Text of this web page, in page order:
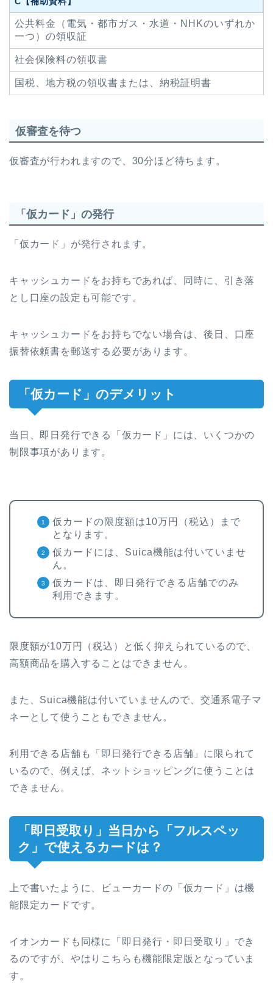
公共料金（電気・都市ガス・水道・NHKのいずれか
一つ）の領収証
社会保険料の領収書
国税、地方税の領収書または、納税証明書
仮審査を待つ
仮審査が行われますので、30分ほど待ちます。
「仮カード」の発行
「仮カード」が発行されます。
キャッシュカードをお持ちであれば、同時に、引き落
とし口座の設定も可能です。
キャッシュカードをお持ちでない場合は、後日、口座
振替依頼書を郵送する必要があります。
「仮カード」のデメリット
当日、即日発行できる「仮カード」には、いくつかの
制限事項があります。
仮カードの限度額は10万円（税込）まで
となります。
仮カードには、Suica機能は付いていませ
ん。
仮カードは、即日発行できる店舗でのみ
利用できます。
限度額が10万円（税込）と低く抑えられているので、
高額商品を購入することはできません。
また、Suica機能は付いていませんので、交通系電子マ
ネーとして使うこともできません。
利用できる店舗も「即日発行できる店舗」に限られて
いるので、例えば、ネットショッピングに使うことは
できません。
「即日受取り」当日から「フルスペッ
ク」で使えるカードは？
上で書いたように、ビューカードの「仮カード」は機
能限定カードです。
イオンカードも同様に「即日発行・即日受取り」でき
るのですが、やはりこちらも機能限定版となっていま
す。